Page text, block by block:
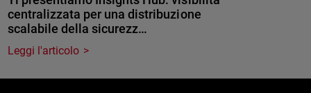
centralizzata per una distribuzione
scalabile della sicurezz…
Leggi l'articolo